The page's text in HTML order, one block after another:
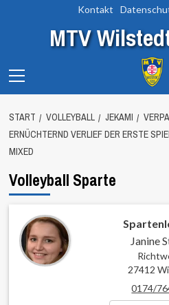
Kontakt
MTV
Menu
START VOLLEYBALL JEKAMI
ERNÜCHTERND VERLIEF DER ERSTE
MIXED
Volleyball Sparte
Janine
27412
0174/